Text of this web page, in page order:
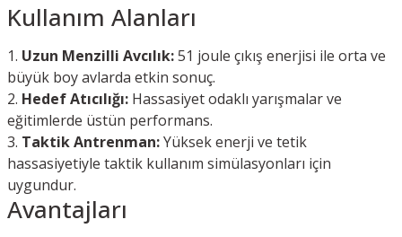
Kullanım Alanları
Uzun Menzilli Avcılık:51 joule çıkış enerjisi ile orta ve
büyük boy avlarda etkin sonuç.
Hedef Atıcılığı: Hassasiyet odaklı yarışmalar ve
eğitimlerde üstün performans.
Taktik Antrenman:Yüksek enerji ve tetik
hassasiyetiyle taktik kullanım simülasyonları için
uygundur.
Avantajları